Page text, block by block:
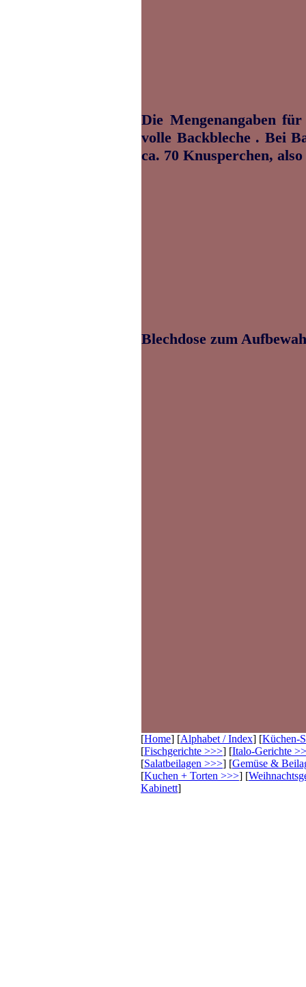
Die Mengenangaben
volle Backbleche . Bei
ca. 70 Knusperchen,
Blechdose zum
[Home] [Alphabet / Index] [Küchen-
[Fischgerichte >>>] [Italo-Gerichte
[Salatbeilagen >>>] [Gemüse &
[Kuchen + Torten >>>] [
Kabinett]